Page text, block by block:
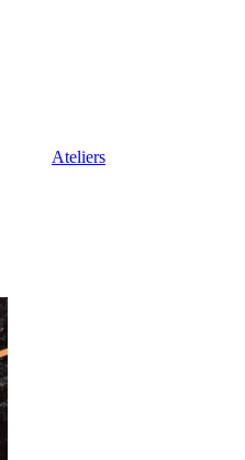
Ateliers